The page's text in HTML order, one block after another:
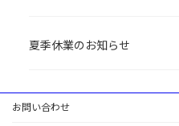
夏季休業のお知らせ
お問い合わせ